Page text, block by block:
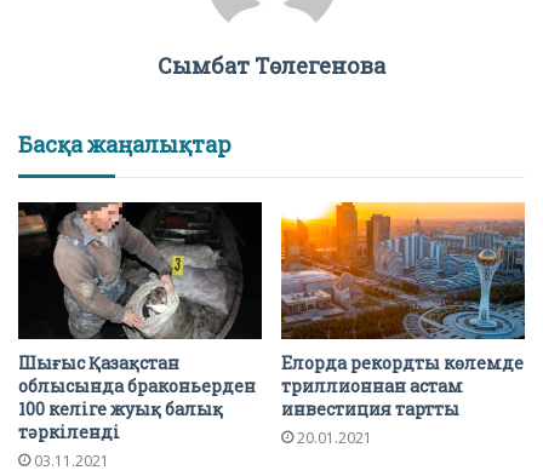
Сымбат Төлегенова
Басқа жаңалықтар
Шығыс Қазақстан
облысында браконьерден
100 келіге жуық балық
тәркіленді
03.11.2021
Елорда рекордты көлемде
триллионнан астам
инвестиция тартты
20.01.2021